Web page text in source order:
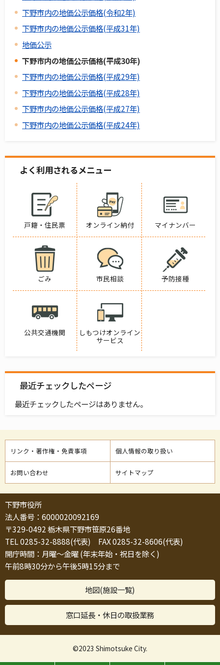
下野市内の地価公示価格(令和2年)
下野市内の地価公示価格(平成31年)
地価公示
下野市内の地価公示価格(平成30年)
下野市内の地価公示価格(平成29年)
下野市内の地価公示価格(平成28年)
下野市内の地価公示価格(平成27年)
下野市内の地価公示価格(平成24年)
よく利用されるメニュー
戸籍・住民票 オンライン納付 マイナンバー
ごみ 市民相談 予防接種
公共交通機関
しもつけオンライン
サービス
最近チェックしたページ
最近チェックしたページはありません。
リンク・著作権・免責事項 個人情報の取り扱い
お問い合わせ サイトマップ
下野市役所
法人番号：6000020092169
〒329-0492 栃木県下野市笹原26番地
TEL 0285-32-8888(代表) FAX 0285-32-8606(代表)
開庁時間：月曜～金曜 (年末年始・祝日を除く)
午前8時30分から午後5時15分まで
地図(施設一覧)
窓口延長・休日の取扱業務
©2023 Shimotsuke City.